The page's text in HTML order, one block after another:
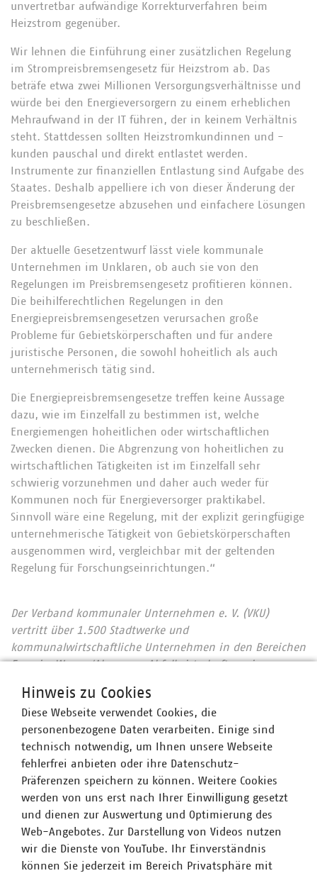
unvertretbar aufwändige Korrekturverfahren beim
Heizstrom gegenüber.
Wir lehnen die Einführung einer zusätzlichen Regelung
im Strompreisbremsengesetz für Heizstrom ab. Das
beträfe etwa zwei Millionen Versorgungsverhältnisse und
würde bei den Energieversorgern zu einem erheblichen
Mehraufwand in der IT führen, der in keinem Verhältnis
steht. Stattdessen sollten Heizstromkundinnen und -
kunden pauschal und direkt entlastet werden.
Instrumente zur finanziellen Entlastung sind Aufgabe des
Staates. Deshalb appelliere ich von dieser Änderung der
Preisbremsengesetze abzusehen und einfachere Lösungen
zu beschließen.
Der aktuelle Gesetzentwurf lässt viele kommunale
Unternehmen im Unklaren, ob auch sie von den
Regelungen im Preisbremsengesetz profitieren können.
Die beihilferechtlichen Regelungen in den
Energiepreisbremsengesetzen verursachen große
Probleme für Gebietskörperschaften und für andere
juristische Personen, die sowohl hoheitlich als auch
unternehmerisch tätig sind.
Die Energiepreisbremsengesetze treffen keine Aussage
dazu, wie im Einzelfall zu bestimmen ist, welche
Energiemengen hoheitlichen oder wirtschaftlichen
Zwecken dienen. Die Abgrenzung von hoheitlichen zu
wirtschaftlichen Tätigkeiten ist im Einzelfall sehr
schwierig vorzunehmen und daher auch weder für
Kommunen noch für Energieversorger praktikabel.
Sinnvoll wäre eine Regelung, mit der explizit geringfügige
unternehmerische Tätigkeit von Gebietskörperschaften
ausgenommen wird, vergleichbar mit der geltenden
Regelung für Forschungseinrichtungen.“
Der Verband kommunaler Unternehmen e. V. (VKU)
vertritt über 1.500 Stadtwerke und
kommunalwirtschaftliche Unternehmen in den Bereichen
Energie, Wasser/Abwasser, Abfallwirtschaft sowie
wurden 2020 Umsatzerlöse von 123 Milliarden Euro
erwirtschaftet und mehr als 16 Milliarden Euro investiert.
Im Endkundensegment haben die VKU-
Mitgliedsunternehmen signifikante Marktanteile in
zentralen Ver- und Entsorgungsbereichen: Strom 66
Prozent, Gas 60 Prozent, Wärme 88 Prozent, Trinkwasser
89 Prozent, Abwasser 45 Prozent. Die kommunale
Abfallwirtschaft entsorgt jeden Tag 31.500 Tonnen Abfall
und hat seit 1990 rund 76 Prozent ihrer CO2-Emissionen
eingespart – damit ist sie der Hidden Champion des
Klimaschutzes. Immer mehr Mitgliedsunternehmen
Hinweis zu Cookies
Diese Webseite verwendet Cookies, die
personenbezogene Daten verarbeiten. Einige sind
technisch notwendig, um Ihnen unsere Webseite
fehlerfrei anbieten oder ihre Datenschutz-
Präferenzen speichern zu können. Weitere Cookies
werden von uns erst nach Ihrer Einwilligung gesetzt
und dienen zur Auswertung und Optimierung des
Web-Angebotes. Zur Darstellung von Videos nutzen
wir die Dienste von YouTube. Ihr Einverständnis
können Sie jederzeit im Bereich Privatsphäre mit